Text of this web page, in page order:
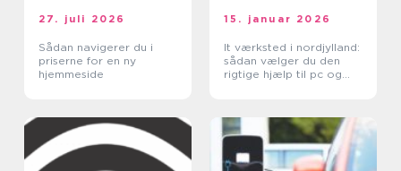
27. juli 2026
Sådan navigerer du i
priserne for en ny
hjemmeside
15. januar 2026
It værksted i nordjylland:
sådan vælger du den
rigtige hjælp til pc og